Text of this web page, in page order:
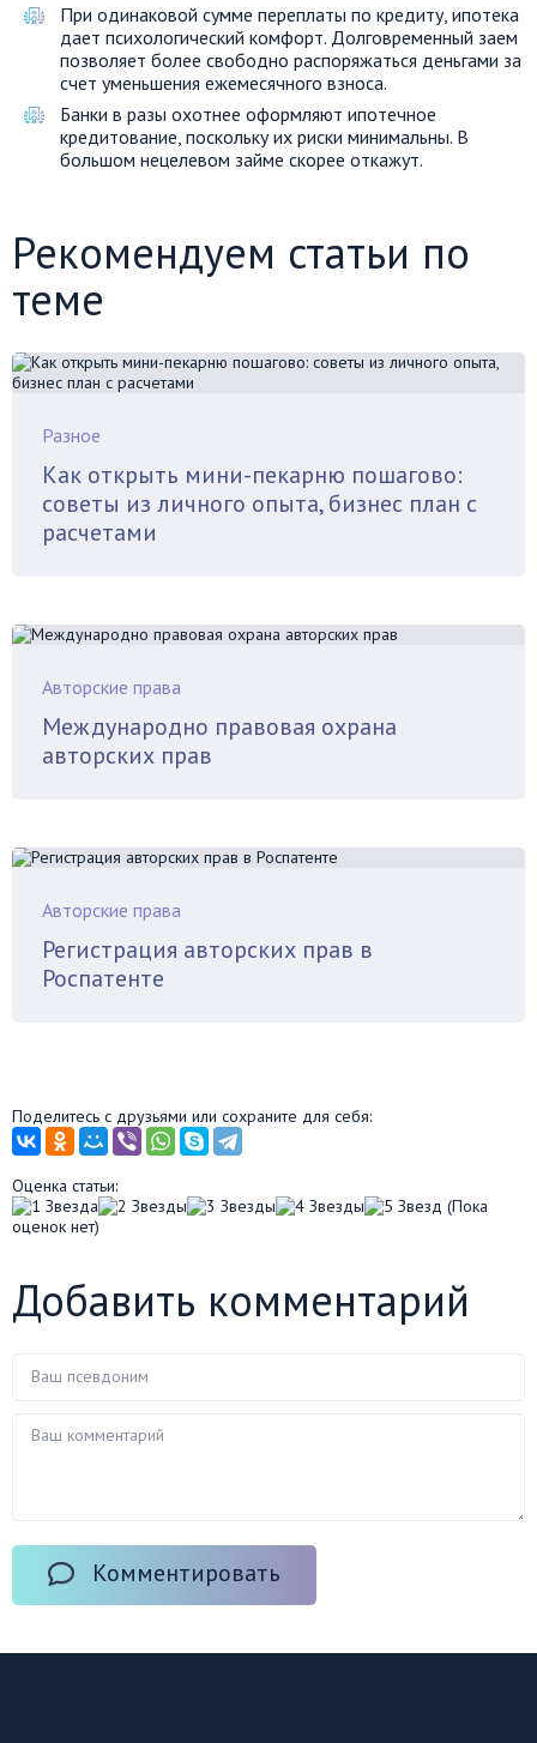
При одинаковой сумме переплаты по кредиту, ипотека
дает психологический комфорт. Долговременный заем
позволяет более свободно распоряжаться деньгами за
счет уменьшения ежемесячного взноса.
Банки в разы охотнее оформляют ипотечное
кредитование, поскольку их риски минимальны. В
большом нецелевом займе скорее откажут.
Рекомендуем статьи по
теме
Разное
Как открыть мини-пекарню пошагово:
советы из личного опыта, бизнес план с
расчетами
Авторские права
Международно правовая охрана
авторских прав
Авторские права
Регистрация авторских прав в
Роспатенте
Поделитесь с друзьями или сохраните для себя:
Оценка статьи:
(Пока
оценок нет)
Добавить комментарий
Комментировать